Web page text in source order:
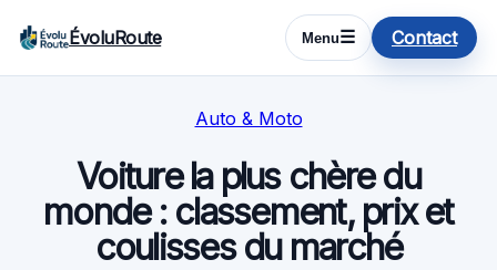
ÉvoluRoute Menu☰ Contact
Auto & Moto
Voiture la plus chère du
monde : classement, prix et
coulisses du marché